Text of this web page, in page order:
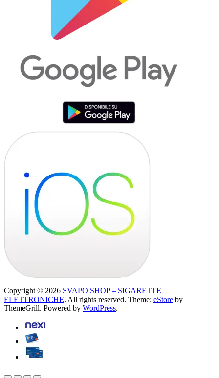
Copyright © 2026 SVAPO SHOP – SIGARETTE
ELETTRONICHE. All rights reserved. Theme: eStore by
ThemeGrill. Powered by WordPress.